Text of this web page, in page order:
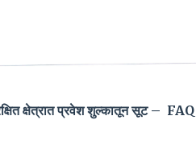
क्षेत्रात प्रवेश शुल्कातून सूट – FAQ